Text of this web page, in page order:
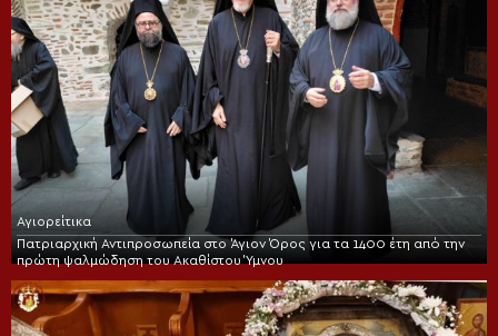
Αγιορείτικα
Πατριαρχική Αντιπροσωπεία στο Άγιον Όρος για τα 1400 έτη από την
πρώτη ψαλμώδηση του Ακαθίστου Ύμνου